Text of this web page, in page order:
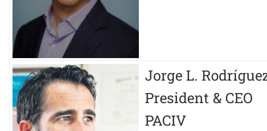
Jorge L.
President & CEO
PACIV